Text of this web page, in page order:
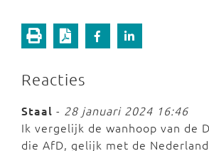
Reacties
Staal - 28 januari 2024 16:46
Ik vergelijk de wanhoop van de
die AfD, gelijk met de